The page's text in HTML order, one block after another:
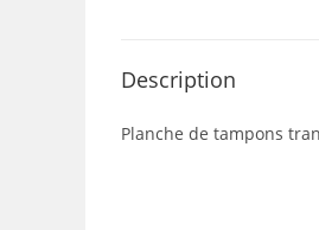
Description
Planche de tampons